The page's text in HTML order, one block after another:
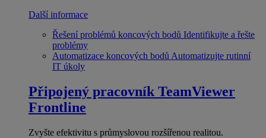
Další informace
Řešení problémů koncových bodů Identifikujte a řešte
problémy
Automatizace koncových bodů Automatizujte rutinní
IT úkoly
Připojený pracovník TeamViewer
Frontline
Zvyšte efektivitu s průmyslovou rozšířenou realitou.